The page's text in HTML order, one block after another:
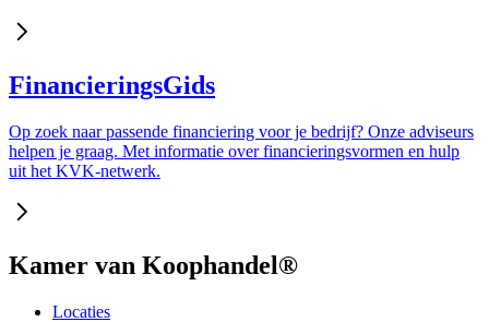
FinancieringsGids
Op zoek naar passende financiering voor je bedrijf? Onze adviseurs
helpen je graag. Met informatie over financieringsvormen en hulp
uit het KVK-netwerk.
Kamer van Koophandel®
Locaties